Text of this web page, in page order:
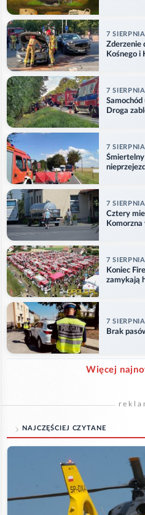
7 SIERPNIA
Zderzenie
Kośnego i
7 SIERPNIA
Samochód
Droga
7 SIERPNIA
7 SIERPNIA
Cztery
Komorzna
7 SIERPNIA
Koniec
zamykają
7 SIERPNIA
Brak
Więcej
NAJCZĘŚCIEJ CZYTANE